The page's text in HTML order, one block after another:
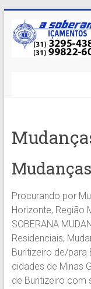
content
A
MELHOR
em
Içamentos
em
BH
e
Região.
Segurança,
Procurando por
Horizonte, Região
SOBERANA
Residenciais,
Buritizeiro de/para
cidades de Minas
de Buritizeiro com